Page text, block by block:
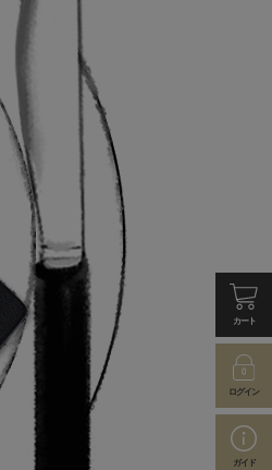
カート
ログイン
ガイド